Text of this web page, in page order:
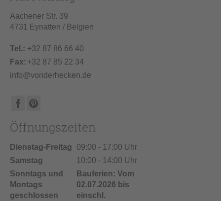
Aachener Str. 39
4731 Eynatten / Belgien
Tel.: +32 87 86 66 40
Fax: +32 87 85 22 34
info@vonderhecken.de
Öffnungszeiten
Dienstag-Freitag
09:00 - 17:00 Uhr
Samstag
10:00 - 14:00 Uhr
Sonntags und
Montags
geschlossen
Bauferien: Vom
02.07.2026 bis
einschl.